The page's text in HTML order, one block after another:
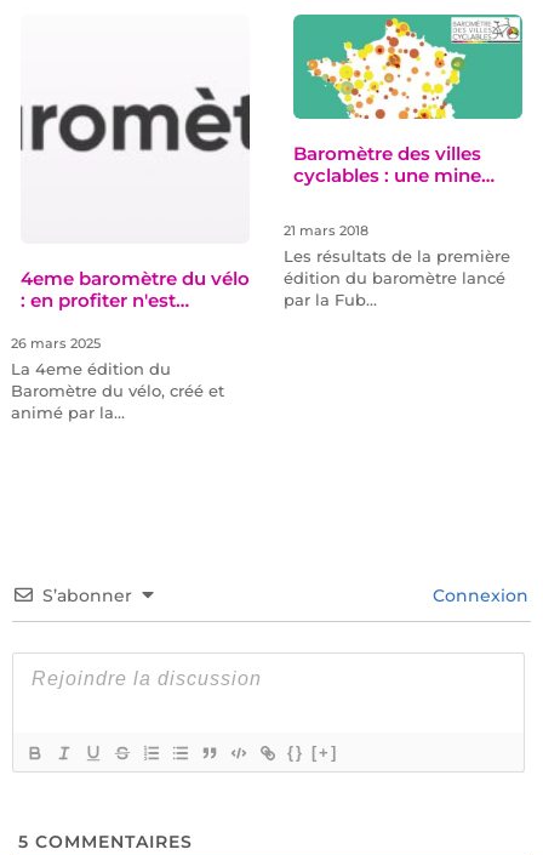
4eme baromètre du vélo
: en profiter n'est…
26 mars 2025
La 4eme édition du
Baromètre du vélo, créé et
animé par la…
Baromètre des villes
cyclables : une mine…
21 mars 2018
Les résultats de la première
édition du baromètre lancé
par la Fub…
S’abonner Connexion
{} [+]
5 COMMENTAIRES